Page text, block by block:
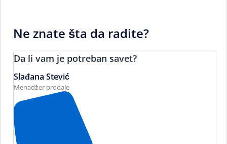
Ne znate šta da radite?
Da li vam je potreban savet?
Slađana Stević
Menadžer prodaje